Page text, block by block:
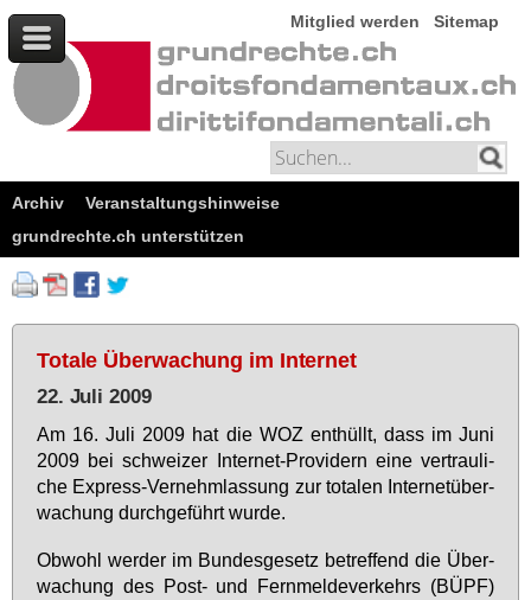
Mitglied werden Sitemap
Archiv
Veranstaltungshinweise
grundrechte.ch unterstützen
Totale Überwachung im Internet
22. Juli 2009
Am 16. Ju­li 2009 hat die WOZ ent­hüllt, dass im Ju­ni
2009 bei schwei­zer In­ter­net-Pro­vi­dern ei­ne ver­trau­li­
che Ex­press-Ver­nehm­las­sung zur to­ta­len In­ter­net­über­
wa­chung durch­ge­führt wur­de.
Ob­wohl wer­der im Bun­des­ge­setz be­tref­fend die Über­
wa­chung des Post- und Fern­mel­de­ver­kehrs (BÜPF)